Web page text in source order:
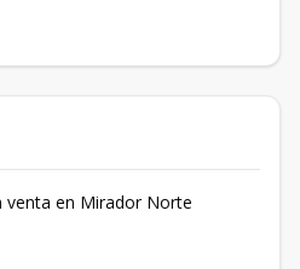
en Mirador Norte